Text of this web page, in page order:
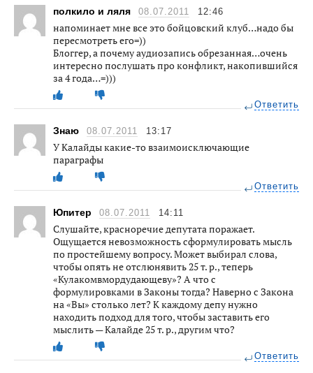
полкило и ляля 08.07.2011 12:46
напоминает мне все это бойцовский клуб…надо бы
пересмотреть его=))
Блоггер, а почему аудиозапись обрезанная…очень
интересно послушать про конфликт, накопившийся
за 4 года…=)))
Ответить
Знаю 08.07.2011 13:17
У Калайды какие-то взаимоисключающие
параграфы
Ответить
Юпитер 08.07.2011 14:11
Слушайте, красноречие депутата поражает.
Ощущается невозможность сформулировать мысль
по простейшему вопросу. Может выбирал слова,
чтобы опять не отслюнявить 25 т. р., теперь
«Кулакомвмордудающеву»? А что с
формулировками в Законы тогда? Наверно с Закона
на «Вы» столько лет? К каждому депу нужно
находить подход для того, чтобы заставить его
мыслить — Калайде 25 т. р., другим что?
Ответить